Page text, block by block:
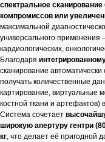
спектральное
компромиссов или
максимальной
универсального
кардиологических,
Благодаря
сканирование
получать количественные
картирование, виртуальные
костной ткани и артефактов)
Система сочетает
широкую апертуру гентри
кг, что делает её пригодной